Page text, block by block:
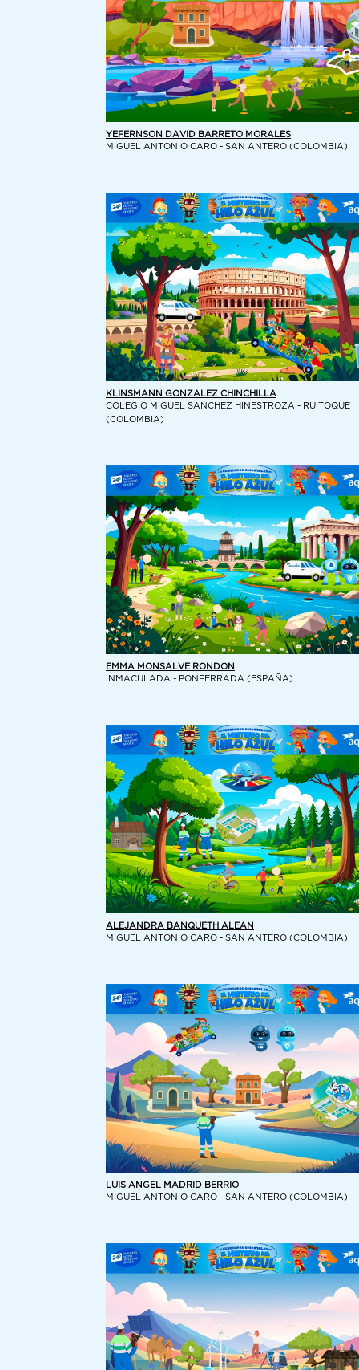
YEFERNSON DAVID BARRETO MORALES
MIGUEL ANTONIO CARO - SAN ANTERO (COLOMBIA)
KLINSMANN GONZALEZ CHINCHILLA
COLEGIO MIGUEL SANCHEZ HINESTROZA - RUITOQUE
(COLOMBIA)
EMMA MONSALVE RONDON
INMACULADA - PONFERRADA (ESPAÑA)
ALEJANDRA BANQUETH ALEAN
MIGUEL ANTONIO CARO - SAN ANTERO (COLOMBIA)
LUIS ANGEL MADRID BERRIO
MIGUEL ANTONIO CARO - SAN ANTERO (COLOMBIA)